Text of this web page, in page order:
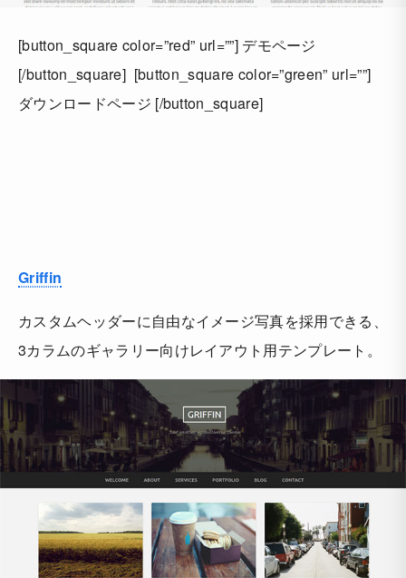
[button_square color=”red” url=””] デモページ
[/button_square] [button_square color=”green” url=””]
ダウンロードページ [/button_square]
Griffin
カスタムヘッダーに自由なイメージ写真を採用できる、
3カラムのギャラリー向けレイアウト用テンプレート。